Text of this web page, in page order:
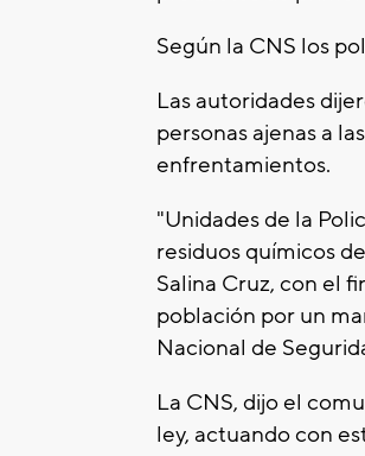
Según la CNS los
Las autoridades
personas ajenas a
enfrentamientos.
"Unidades de la
residuos químicos
Salina Cruz, con el
población por un
Nacional de
La CNS, dijo el
ley, actuando con